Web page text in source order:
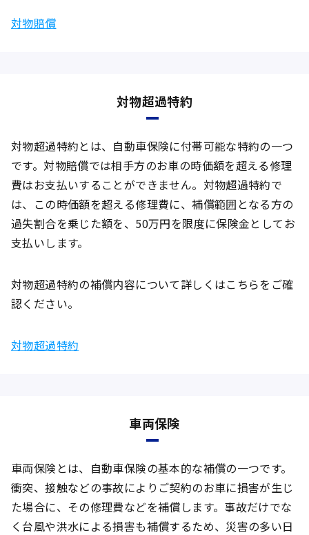
対物賠償
対物超過特約
対物超過特約とは、自動車保険に付帯可能な特約の一つ
です。対物賠償では相手方のお車の時価額を超える修理
費はお支払いすることができません。対物超過特約で
は、この時価額を超える修理費に、補償範囲となる方の
過失割合を乗じた額を、50万円を限度に保険金としてお
支払いします。
対物超過特約の補償内容について詳しくはこちらをご確
認ください。
対物超過特約
車両保険
車両保険とは、自動車保険の基本的な補償の一つです。
衝突、接触などの事故によりご契約のお車に損害が生じ
た場合に、その修理費などを補償します。事故だけでな
く台風や洪水による損害も補償するため、災害の多い日